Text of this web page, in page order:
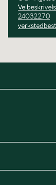
24032270